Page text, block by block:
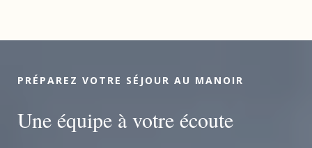
PRÉPAREZ VOTRE SÉJOUR AU MANOIR
Une équipe à votre écoute